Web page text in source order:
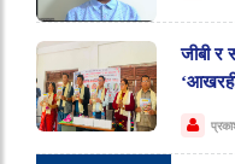
जीबी र